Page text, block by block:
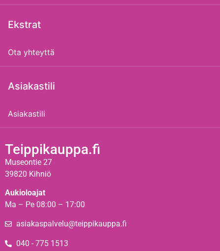
Ekstrat
Ota yhteyttä
Asiakastili
Asiakastili
Teippikauppa.fi
Museontie 27
39820 Kihniö
Aukioloajat
Ma – Pe 08:00 – 17:00
asiakaspalvelu@teippikauppa.fi
040 - 775 1513